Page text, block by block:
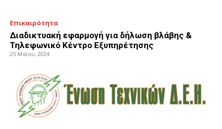
Επικαιρότητα
Διαδικτυακή εφαρμογή για δήλωση βλάβης &
Τηλεφωνικό Κέντρο Εξυπηρέτησης
25 Μαΐου, 2024